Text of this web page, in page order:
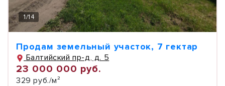
1/14
Продам земельный участок, 7 гектар
Балтийский пр-д, д. 5
23 000 000 руб.
329 руб./м²